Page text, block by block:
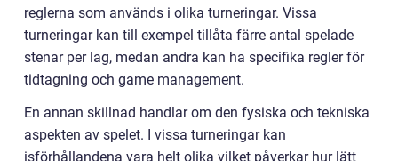
reglerna som används i olika turneringar. Vissa
turneringar kan till exempel tillåta färre antal spelade
stenar per lag, medan andra kan ha specifika regler för
tidtagning och game management.
En annan skillnad handlar om den fysiska och tekniska
aspekten av spelet. I vissa turneringar kan
isförhållandena vara helt olika vilket påverkar hur lätt